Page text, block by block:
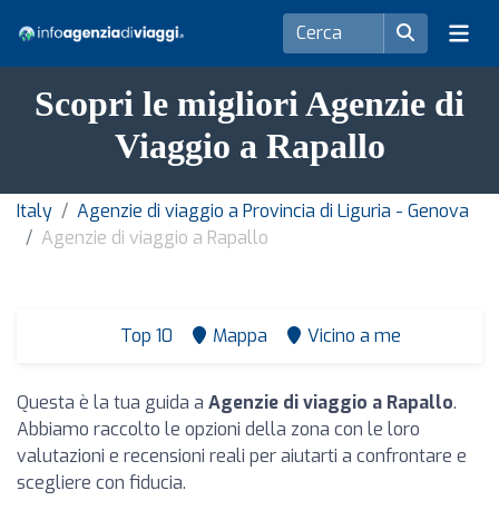
Scopri le migliori Agenzie di
Viaggio a Rapallo
Italy
Agenzie di viaggio a Provincia di Liguria - Genova
Agenzie di viaggio a Rapallo
Top 10 Mappa Vicino a me
Questa è la tua guida a Agenzie di viaggio a Rapallo.
Abbiamo raccolto le opzioni della zona con le loro
valutazioni e recensioni reali per aiutarti a confrontare e
scegliere con fiducia.